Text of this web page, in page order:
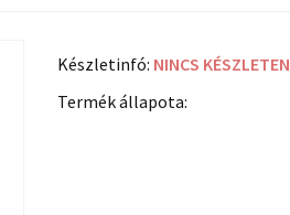
Készletinfó: NINCS KÉSZLETEN
Termék állapota: